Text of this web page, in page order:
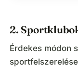
2.
Érdekes módon